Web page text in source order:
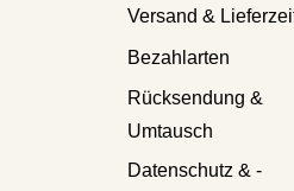
Versand &
Bezahlarten
Rücksendung &
Umtausch
Datenschutz & -